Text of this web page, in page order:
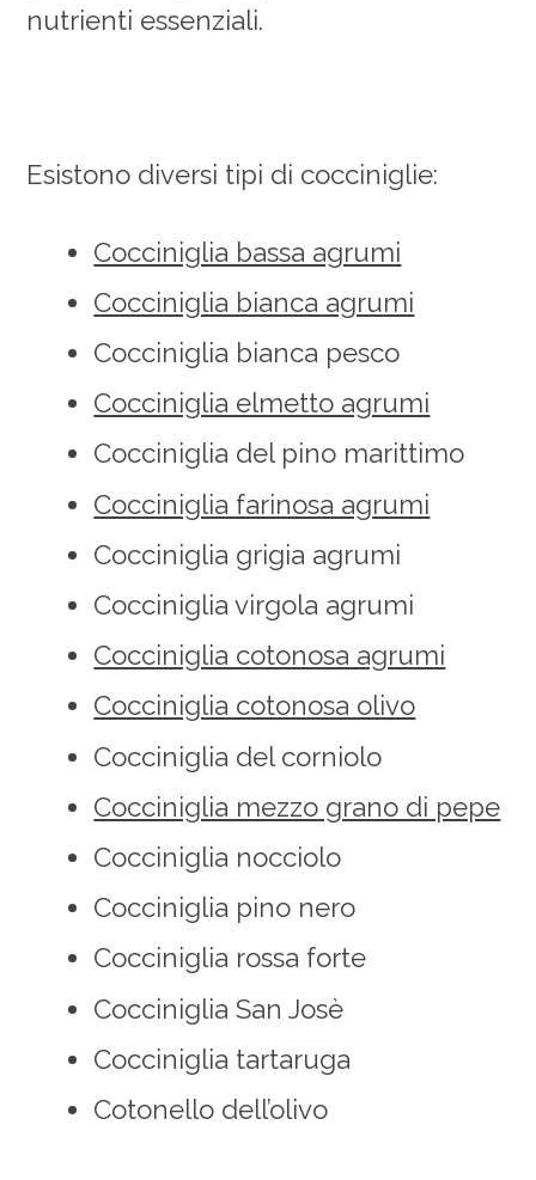
nutrienti essenziali.
Esistono diversi tipi di cocciniglie:
Cocciniglia bassa agrumi
Cocciniglia bianca agrumi
Cocciniglia bianca pesco
Cocciniglia elmetto agrumi
Cocciniglia del pino marittimo
Cocciniglia farinosa agrumi
Cocciniglia grigia agrumi
Cocciniglia virgola agrumi
Cocciniglia cotonosa agrumi
Cocciniglia cotonosa olivo
Cocciniglia del corniolo
Cocciniglia mezzo grano di pepe
Cocciniglia nocciolo
Cocciniglia pino nero
Cocciniglia rossa forte
Cocciniglia San Josè
Cocciniglia tartaruga
Cotonello dell’olivo